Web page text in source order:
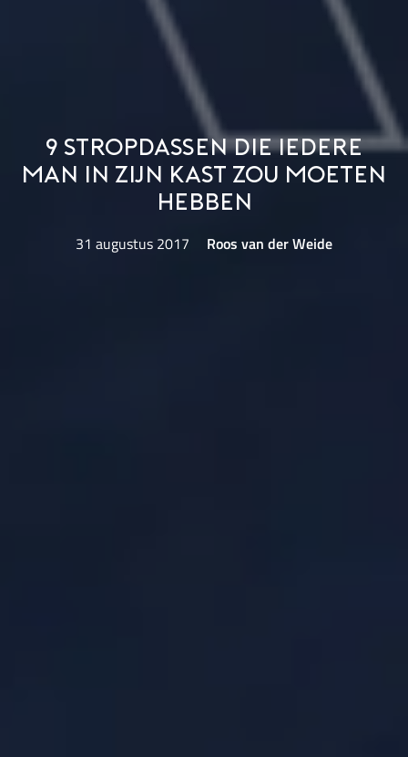
9 stropdassen die iedere
man in zijn kast zou moeten
hebben
31 augustus 2017 Roos van der Weide